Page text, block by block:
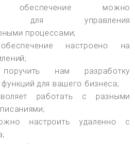
обеспечение можно
для управления
процессами;
настроено на
нам разработку
для вашего бизнеса;
работать с разными
настроить удаленно с